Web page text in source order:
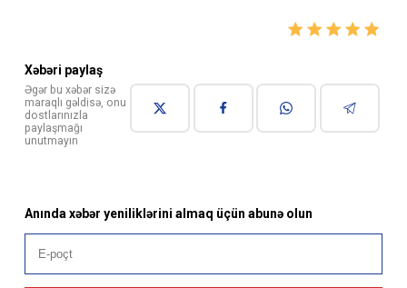
Xəbəri paylaş
Əgər bu xəbər sizə
maraqlı gəldisə, onu
dostlarınızla
paylaşmağı
unutmayın
Anında xəbər yeniliklərini almaq üçün abunə olun